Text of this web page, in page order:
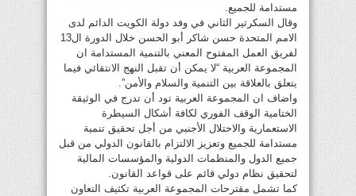
مستدامة للجميع.
وقال السكرتير الثاني في وفد دولة الكويت الدائم لدى
الامم المتحدة حسن شاكر أبو الحسن خلال الدورة ال13
لفريق العمل المفتوح المعني بالتنمية المستدامة ان
المجموعة العربية “لا يمكن أن تقبل النهج الانتقائي فيما
يتعلق بالعلاقة بين التنمية والسلام والأمن”.
واضاف ان المجموعة العربية تود أن تدرج في الوثيقة
الختامية الوقف الفوري لكافة أشكال السيطرة
الاستعمارية والاحتلال الأجنبي من أجل تحقيق تنمية
مستدامة للجميع وتعزيز الالتزام بالقانون الدولي من قبل
جميع الدول والمنظمات الدولية والمؤسسات المالية
لتحقيق نظام دولي قائم على قواعد القانون.
كما تشمل مقترحات المجموعة العربية تكثيف التعاون